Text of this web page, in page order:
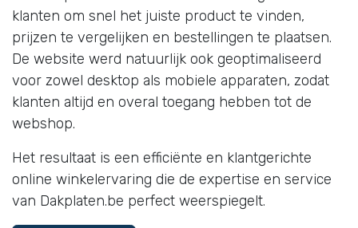
klanten om snel het juiste product te vinden,
prijzen te vergelijken en bestellingen te plaatsen.
De website werd natuurlijk ook geoptimaliseerd
voor zowel desktop als mobiele apparaten, zodat
klanten altijd en overal toegang hebben tot de
webshop.
Het resultaat is een efficiënte en klantgerichte
online winkelervaring die de expertise en service
van Dakplaten.be perfect weerspiegelt.